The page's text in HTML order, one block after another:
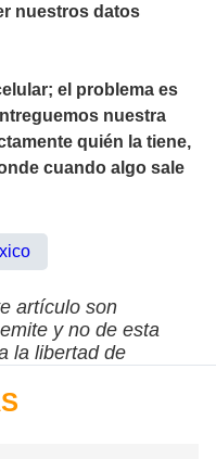
nuestros datos
el problema es
nuestra
quién la tiene,
cuando algo sale
artículo son
y no de esta
la libertad de